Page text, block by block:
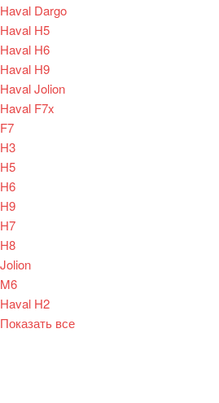
Haval Dargo
Haval H5
Haval H6
Haval H9
Haval Jolion
Haval F7x
F7
H3
H5
H6
H9
H7
H8
Jolion
M6
Haval H2
Показать все